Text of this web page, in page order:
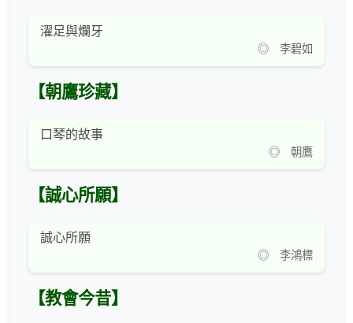
濯足與爛牙
◎ 李碧如
【朝鷹珍藏】
口琴的故事
◎ 朝鷹
【誠心所願】
誠心所願
◎ 李鴻標
【教會今昔】